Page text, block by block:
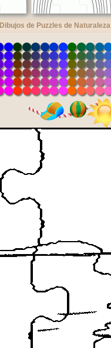
Dibujos de Puzzles de Naturaleza